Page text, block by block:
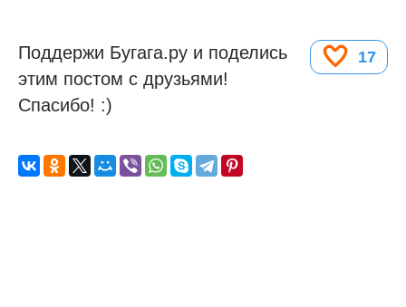
17
Поддержи Бугага.ру и поделись
этим постом с друзьями!
Спасибо! :)